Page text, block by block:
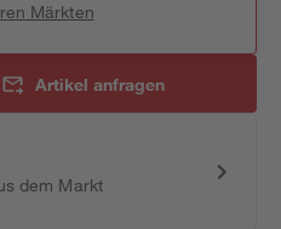
Märkten
Artikel anfragen
dem Markt